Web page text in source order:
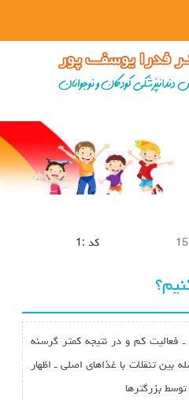
كد : 1
فعالیت کم و در نتیجه کمتر گرسنه
تنقلات با غذاهای اصلی ـ اظهار
بزرگترها